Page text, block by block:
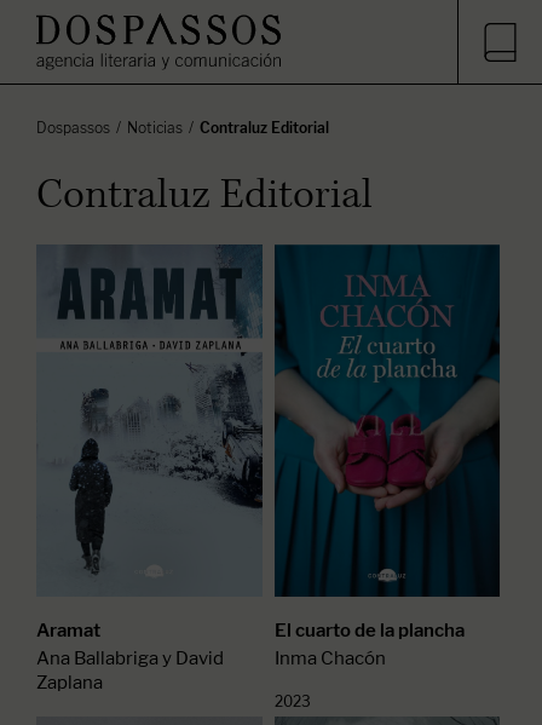
Contraluz Editorial
Noticias
Dospassos
Contraluz Editorial
Aramat
Ana Ballabriga y David
Zaplana
El cuarto de la plancha
Inma Chacón
2023